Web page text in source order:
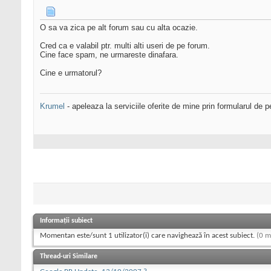
O sa va zica pe alt forum sau cu alta ocazie.
Cred ca e valabil ptr. multi alti useri de pe forum.
Cine face spam, ne urmareste dinafara.
Cine e urmatorul?
Krumel - apeleaza la serviciile oferite de mine prin formularul de
Informații subiect
Momentan este/sunt 1 utilizator(i) care navighează în acest subiect. (0
Thread-uri Similare